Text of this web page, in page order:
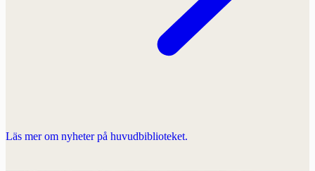
Läs mer om nyheter på huvudbiblioteket.